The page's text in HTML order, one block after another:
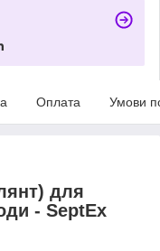
Оплата Умови
для
- SeptEx